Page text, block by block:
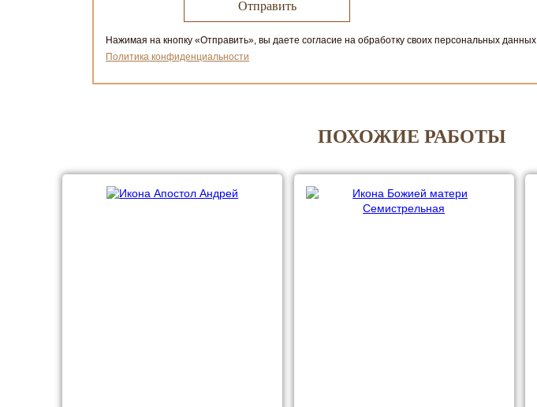
Нажимая на кнопку «Отправить», вы даете согласие на обработку своих персональных данных
Политика конфиденциальности
ПОХОЖИЕ РАБОТЫ